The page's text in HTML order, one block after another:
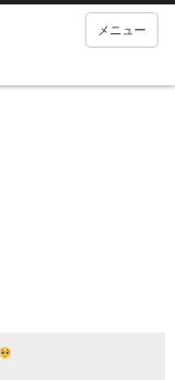
メニュー